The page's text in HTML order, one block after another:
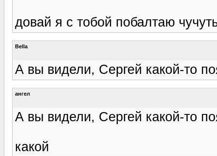
довай я с тобой побалтаю
Bella
А вы видели, Сергей какой-то
ангел
А вы видели, Сергей какой-то
какой